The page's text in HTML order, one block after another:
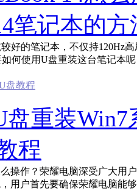
笔记本的方
好的笔记本，不仅持120Hz
何使用U盘重装这台笔记本
盘教程
盘重装
程
操作？荣耀电脑深受广大用
用户首先要确保荣耀电脑能